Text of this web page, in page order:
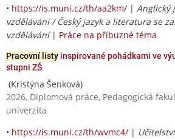
• https://is.muni.cz/th/aa2km/ | Anglický
vzdělávání / Český jazyk a literatura se
vzdělávání| Práce na příbuzné téma
Pracovní listy inspirované pohádkami ve
stupni ZŠ
(Kristýna Šenková)
2026, Diplomová práce, Pedagogická
univerzita
• https://is.muni.cz/th/wvmc4/ |